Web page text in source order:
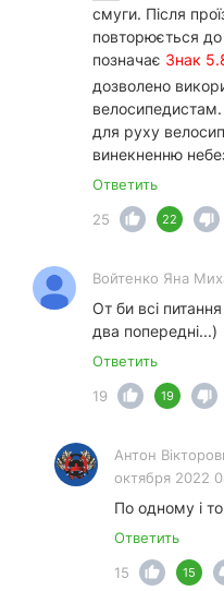
смуги. Після
повторюється до
позначає Знак
дозволено
велосипедистам.
для руху
винекненню
Ответить
25
22
Войтенко Яна
От би всі
два попередні...)
Ответить
19
19
Антон
октября 2022
По одному і
Ответить
15
15